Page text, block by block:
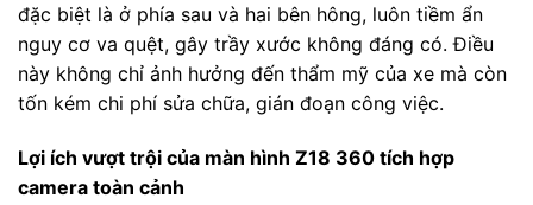
đặc biệt là ở phía sau và hai bên hông, luôn tiềm ẩn
nguy cơ va quệt, gây trầy xước không đáng có. Điều
này không chỉ ảnh hưởng đến thẩm mỹ của xe mà còn
tốn kém chi phí sửa chữa, gián đoạn công việc.
Lợi ích vượt trội của màn hình Z18 360 tích hợp
camera toàn cảnh